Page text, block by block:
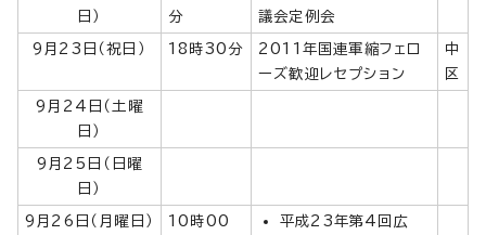
日）
分
議会定例会
9月23日（祝日） 18時30分
2011年国連軍縮フェロ
ーズ歓迎レセプション
中
区
9月24日（土曜
日）
9月25日（日曜
日）
9月26日（月曜日）
10時00
平成23年第4回広